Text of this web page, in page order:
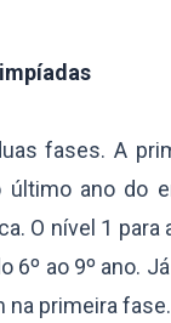
fases. A
último ano do
O nível 1 para
6º ao 9º ano.
na primeira fase.